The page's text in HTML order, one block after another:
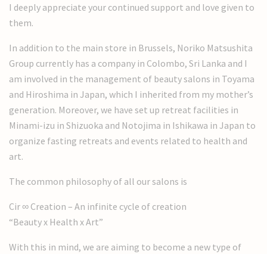
I deeply appreciate your continued support and love given to
them.
In addition to the main store in Brussels, Noriko Matsushita
Group currently has a company in Colombo, Sri Lanka and I
am involved in the management of beauty salons in Toyama
and Hiroshima in Japan, which I inherited from my mother’s
generation. Moreover, we have set up retreat facilities in
Minami-izu in Shizuoka and Notojima in Ishikawa in Japan to
organize fasting retreats and events related to health and
art.
The common philosophy of all our salons is
Cir ∞ Creation – An infinite cycle of creation
“Beauty x Health x Art”
With this in mind, we are aiming to become a new type of